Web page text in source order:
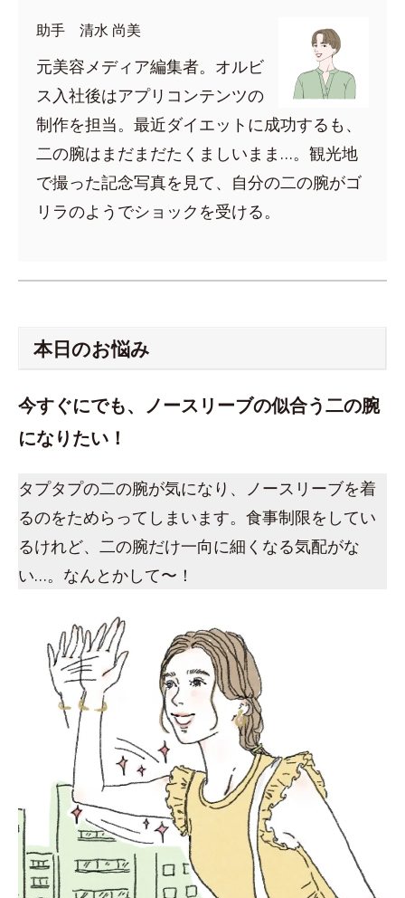
助手 清水 尚美
元美容メディア編集者。オルビ
ス入社後はアプリコンテンツの
制作を担当。最近ダイエットに成功するも、
二の腕はまだまだたくましいまま…。観光地
で撮った記念写真を見て、自分の二の腕がゴ
リラのようでショックを受ける。
本日のお悩み
今すぐにでも、ノースリーブの似合う二の腕
になりたい！
タプタプの二の腕が気になり、ノースリーブを着
るのをためらってしまいます。食事制限をしてい
るけれど、二の腕だけ一向に細くなる気配がな
い…。なんとかして〜！